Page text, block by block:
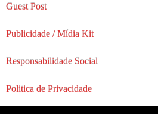
Guest Post
Publicidade / Mídia Kit
Responsabilidade Social
Politica de Privacidade